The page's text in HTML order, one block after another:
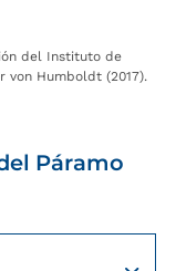
del Instituto de
von Humboldt (2017).
Páramo